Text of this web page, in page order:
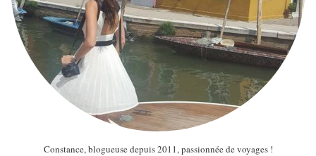
Constance, blogueuse depuis 2011, passionnée de voyages !